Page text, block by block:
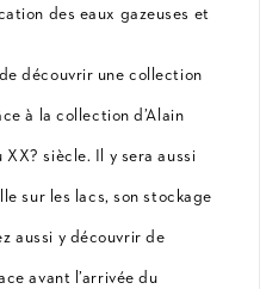
des eaux gazeuses et
découvrir une collection
à la collection d’Alain
siècle. Il y sera aussi
sur les lacs, son stockage
aussi y découvrir de
avant l’arrivée du